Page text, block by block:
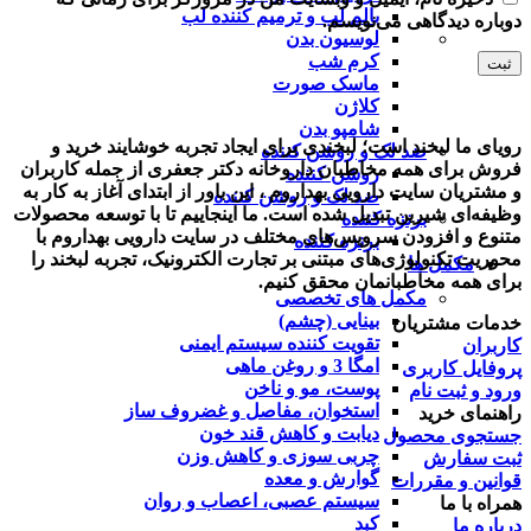
بالم لب و ترمیم کننده لب
لوسیون بدن
کرم شب
ماسک صورت
کلاژن
شامپو بدن
ضد لک و روشن کننده
روشن کننده
ضد لک و روشن کننده
برنزه کننده
برنزه کننده
مکمل ها
مکمل های تخصصی
بینایی (چشم)
تقویت کننده سیستم ایمنی
امگا 3 و روغن ماهی
پوست، مو و ناخن
استخوان، مفاصل و غضروف ساز
دیابت و کاهش قند خون
چربی سوزی و کاهش وزن
گوارش و معده
سیستم عصبی، اعصاب و روان
کبد
دوباره دیدگاهی می‌نویسم.
رویای ما لبخند است؛ لبخندی برای ایجاد تجربه خوشایند خرید و
فروش برای همه مخاطبان داروخانه دکتر جعفری از جمله کاربران
و مشتریان سایت دارویی بهداروم ، این باور از ابتدای آغاز به کار به
وظیفه‌ای شیرین تبدیل شده است. ما اینجاییم تا با توسعه محصولات
متنوع و افزودن سرویس‌های مختلف در سایت دارویی بهداروم با
محوریت تکنولوژی‌های مبتنی بر تجارت الکترونیک، تجربه لبخند را
برای همه مخاطبانمان محقق کنیم.
خدمات مشتریان
کاربران
پروفایل کاربری
ورود و ثبت نام
راهنمای خرید
جستجوی محصول
ثبت سفارش
قوانین و مقررات
همراه با ما
درباره ما